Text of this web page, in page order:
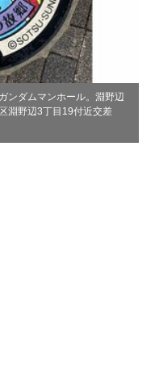
ンダムマンホール。淵野辺
淵野辺3丁目19付近交差